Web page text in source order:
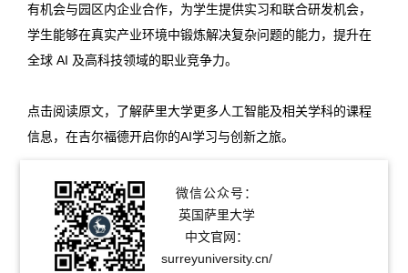
有机会与园区内企业合作，为学生提供实习和联合研发机会，
学生能够在真实产业环境中锻炼解决复杂问题的能力，提升在
全球 AI 及高科技领域的职业竞争力。
点击阅读原文，了解萨里大学更多人工智能及相关学科的课程
信息，在吉尔福德开启你的AI学习与创新之旅。
微信公众号：
英国萨里大学
中文官网：
surreyuniversity.cn/